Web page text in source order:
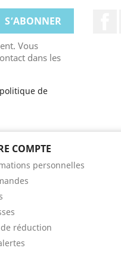
Vous
dans les
de
COMPTE
personnelles
réduction